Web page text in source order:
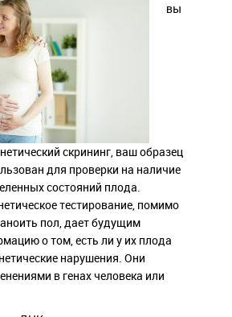
вы
скрининг, ваш образец
для проверки на наличие
состояний плода.
тестирование, помимо
пол, дает будущим
о том, есть ли у их плода
нарушения. Они
в генах человека или